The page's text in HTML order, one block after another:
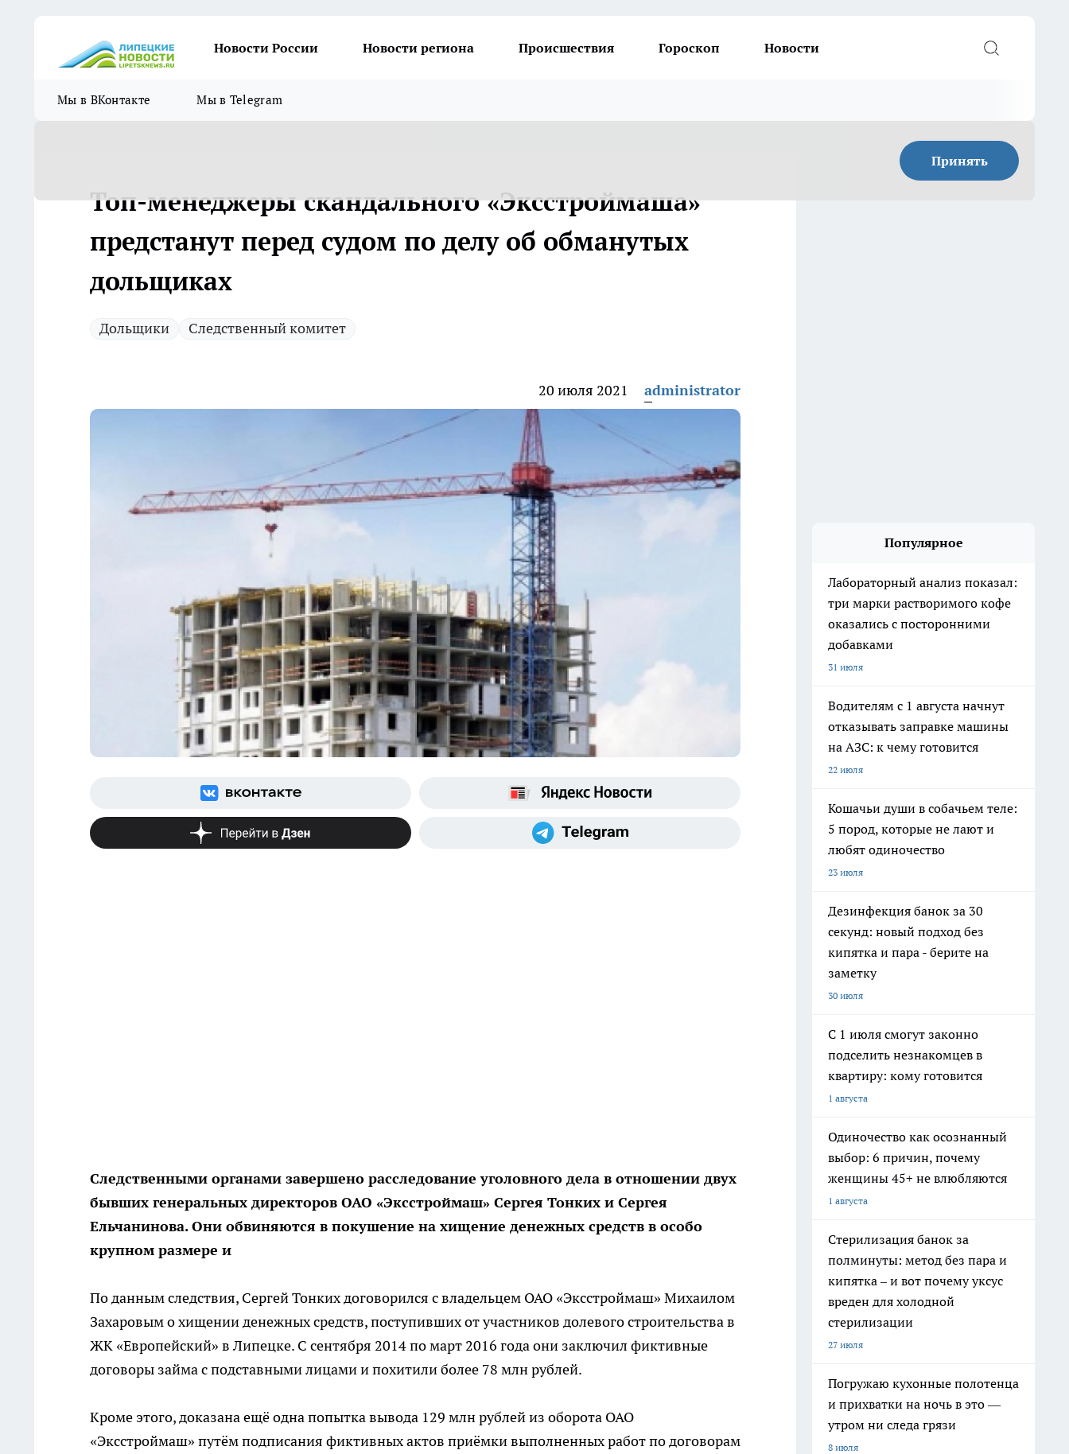
Новости России Новости региона Происшествия Гороскоп Новости
Мы в ВКонтакте Мы в Telegram
Принять
Топ-менеджеры скандального «Эксстроймаша»
предстанут перед судом по делу об обманутых
дольщиках
Дольщики Следственный комитет
20 июля 2021 administrator
Следственными органами завершено расследование уголовного дела в отношении двух
бывших генеральных директоров ОАО «Эксстроймаш» Сергея Тонких и Сергея
Ельчанинова. Они обвиняются в покушение на хищение денежных средств в особо
крупном размере и
По данным следствия, Сергей Тонких договорился с владельцем ОАО «Эксстроймаш» Михаилом
Захаровым о хищении денежных средств, поступивших от участников долевого строительства в
ЖК «Европейский» в Липецке. С сентября 2014 по март 2016 года они заключил фиктивные
договоры займа с подставными лицами и похитили более 78 млн рублей.
Кроме этого, доказана ещё одна попытка вывода 129 млн рублей из оборота ОАО
«Эксстроймаш» путём подписания фиктивных актов приёмки выполненных работ по договорам
Популярное
Лабораторный анализ показал:
три марки растворимого кофе
оказались с посторонними
добавками
31 июля
Водителям с 1 августа начнут
отказывать заправке машины
на АЗС: к чему готовится
22 июля
Кошачьи души в собачьем теле:
5 пород, которые не лают и
любят одиночество
23 июля
Дезинфекция банок за 30
секунд: новый подход без
кипятка и пара - берите на
заметку
30 июля
С 1 июля смогут законно
подселить незнакомцев в
квартиру: кому готовится
1 августа
Одиночество как осознанный
выбор: 6 причин, почему
женщины 45+ не влюбляются
1 августа
Стерилизация банок за
полминуты: метод без пара и
кипятка – и вот почему уксус
вреден для холодной
стерилизации
27 июля
Погружаю кухонные полотенца
и прихватки на ночь в это —
утром ни следа грязи
8 июля